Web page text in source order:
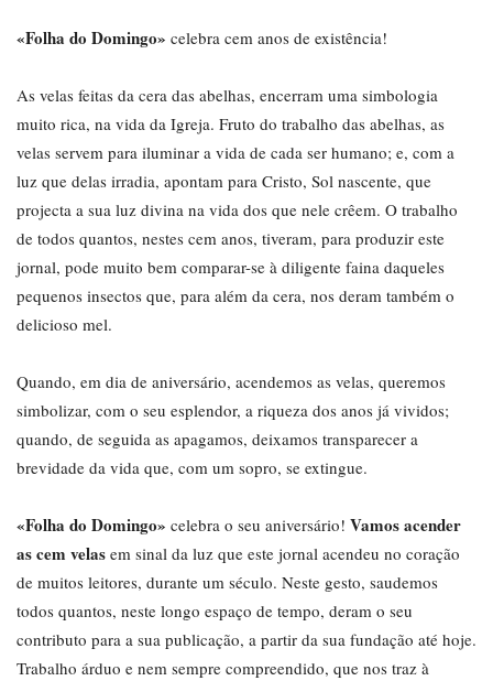
«Folha do Domingo» celebra cem anos de existência!
As velas feitas da cera das abelhas, encerram uma simbologia
muito rica, na vida da Igreja. Fruto do trabalho das abelhas, as
velas servem para iluminar a vida de cada ser humano; e, com a
luz que delas irradia, apontam para Cristo, Sol nascente, que
projecta a sua luz divina na vida dos que nele crêem. O trabalho
de todos quantos, nestes cem anos, tiveram, para produzir este
jornal, pode muito bem comparar-se à diligente faina daqueles
pequenos insectos que, para além da cera, nos deram também o
delicioso mel.
Quando, em dia de aniversário, acendemos as velas, queremos
simbolizar, com o seu esplendor, a riqueza dos anos já vividos;
quando, de seguida as apagamos, deixamos transparecer a
brevidade da vida que, com um sopro, se extingue.
«Folha do Domingo» celebra o seu aniversário! Vamos acender
as cem velas em sinal da luz que este jornal acendeu no coração
de muitos leitores, durante um século. Neste gesto, saudemos
todos quantos, neste longo espaço de tempo, deram o seu
contributo para a sua publicação, a partir da sua fundação até hoje.
Trabalho árduo e nem sempre compreendido, que nos traz à